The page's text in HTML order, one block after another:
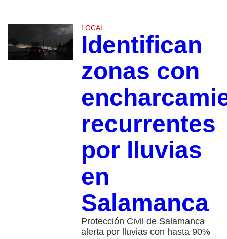
LOCAL
Identifican
zonas con
recurrentes
por lluvias
en
Salamanca
Protección Civil de Salamanca
alerta por lluvias con hasta 90%